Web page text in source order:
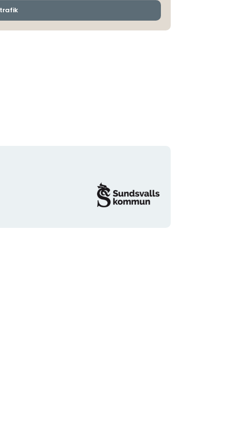
Organisationens
logotyp